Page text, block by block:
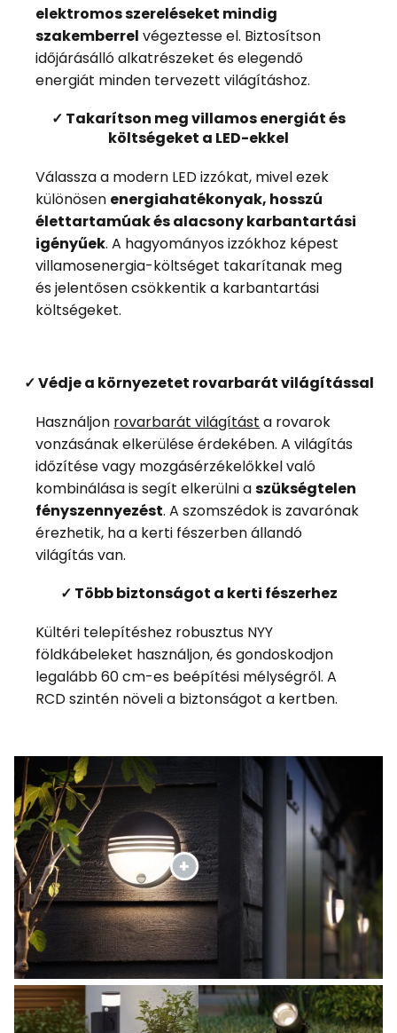
elektromos szereléseket mindig
szakemberrel végeztesse el. Biztosítson
időjárásálló alkatrészeket és elegendő
energiát minden tervezett világításhoz.
✓ Takarítson meg villamos energiát és
költségeket a LED-ekkel
Válassza a modern LED izzókat, mivel ezek
különösen energiahatékonyak, hosszú
élettartamúak és alacsony karbantartási
igényűek. A hagyományos izzókhoz képest
villamosenergia-költséget takarítanak meg
és jelentősen csökkentik a karbantartási
költségeket.
✓ Védje a környezetet rovarbarát világítással
Használjon rovarbarát világítást a rovarok
vonzásának elkerülése érdekében. A világítás
időzítése vagy mozgásérzékelőkkel való
kombinálása is segít elkerülni aszükségtelen
fényszennyezést. A szomszédok is zavarónak
érezhetik, ha a kerti fészerben állandó
világítás van.
✓ Több biztonságot a kerti fészerhez
Kültéri telepítéshez robusztus NYY
földkábeleket használjon, és gondoskodjon
legalább 60 cm-es beépítési mélységről. A
RCD szintén növeli a biztonságot a kertben.